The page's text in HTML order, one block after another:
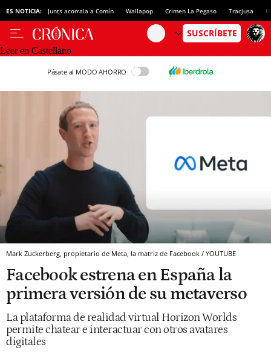
ES NOTICIA: Junts acorrala a Comín Wallapop Crimen La Pegaso Tracjusa
Leer en Castellano
Pásate al MODO AHORRO
Mark Zuckerberg, propietario de Meta, la matriz de Facebook / YOUTUBE
Facebook estrena en España la
primera versión de su metaverso
La plataforma de realidad virtual Horizon Worlds
permite chatear e interactuar con otros avatares
digitales